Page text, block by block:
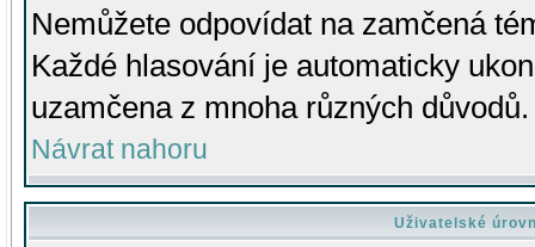
Nemůžete odpovídat na zamčená
Každé hlasování je automaticky
uzamčena z mnoha různých důvodů.
Návrat nahoru
Uživatelské